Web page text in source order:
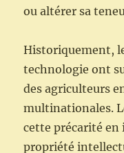
ou altérer sa
Historiquement,
technologie ont
des agriculteurs
multinationales.
cette précarité en
propriété